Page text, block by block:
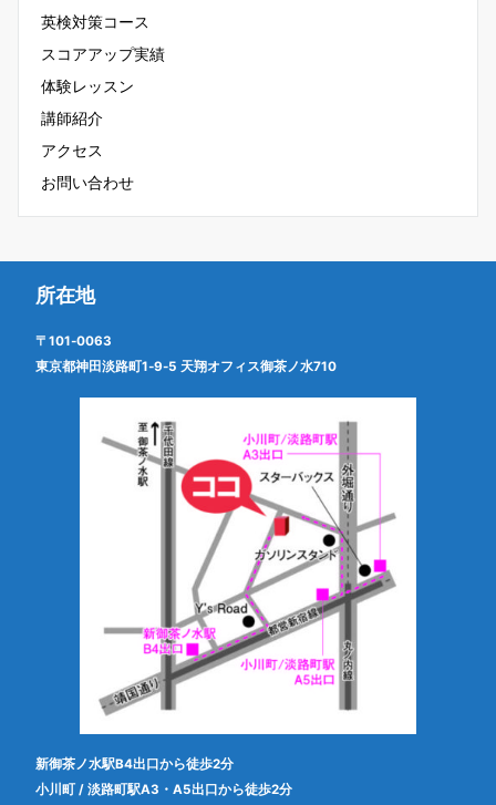
英検対策コース
スコアアップ実績
体験レッスン
講師紹介
アクセス
お問い合わせ
所在地
〒101-0063
東京都神田淡路町1-9-5 天翔オフィス御茶ノ水710
新御茶ノ水駅B4出口から徒歩2分
小川町 / 淡路町駅A3・A5出口から徒歩2分